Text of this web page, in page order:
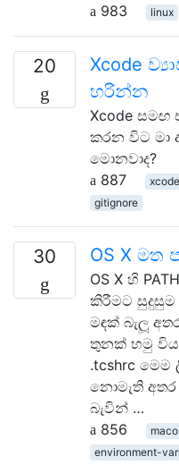
983
linux
20
Xcode
හරින්න
Xcode සමඟ
කරන විට
මොනවාද?
887
xcode
gitignore
30 OS X මත
OS X හි
කිරීමට සුදුසුම
මඳක් බැලූ
තුනක් හමු විය:
.tcshrc
නොමැති අතර
බැවින් …
856
environment-